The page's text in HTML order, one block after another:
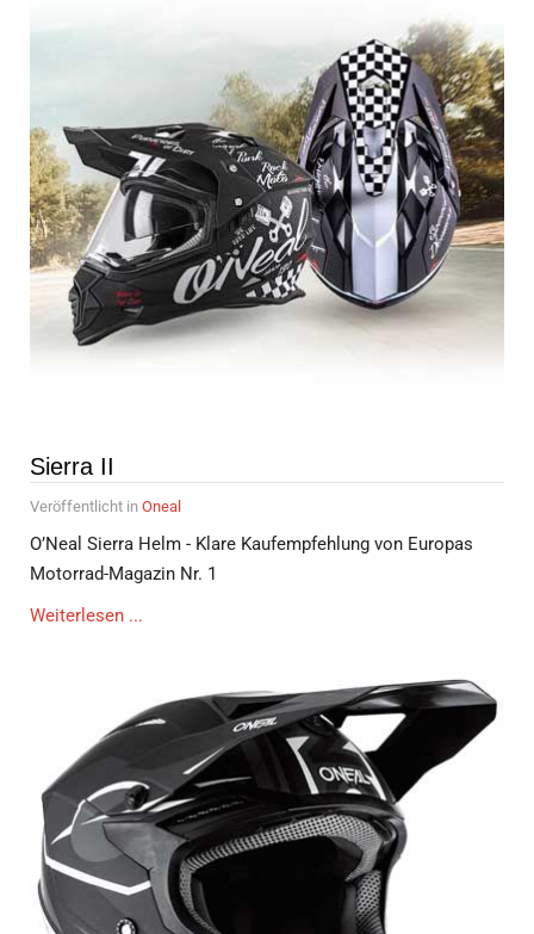
Sierra II
Veröffentlicht in Oneal
O’Neal Sierra Helm - Klare Kaufempfehlung von Europas
Motorrad-Magazin Nr. 1
Weiterlesen ...